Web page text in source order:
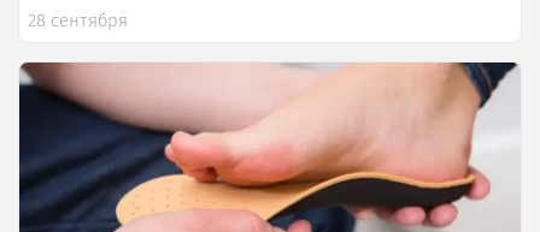
28 сентября